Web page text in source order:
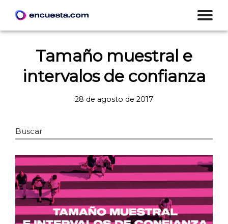
Tamaño muestral e
intervalos de confianza
28 de agosto de 2017
Buscar